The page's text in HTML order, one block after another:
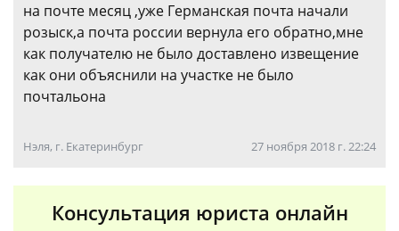
на почте месяц ,уже Германская почта начали
розыск,а почта россии вернула его обратно,мне
как получателю не было доставлено извещение
как они объяснили на участке не было
почтальона
Нэля, г. Екатеринбург 27 ноября 2018 г. 22:24
Консультация юриста онлайн